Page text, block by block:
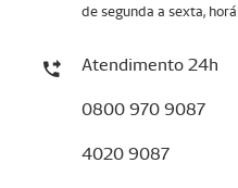
de segunda a sexta,
Atendimento 24h
0800 970 9087
4020 9087